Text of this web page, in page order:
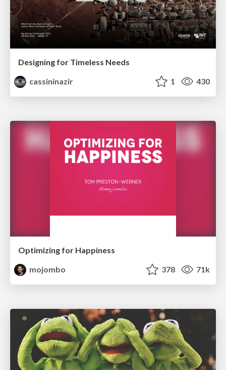
Designing for Timeless Needs
cassininazir
1 430
Optimizing for Happiness
mojombo
378 71k